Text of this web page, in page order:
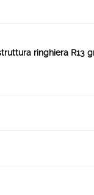
ringhiera R13